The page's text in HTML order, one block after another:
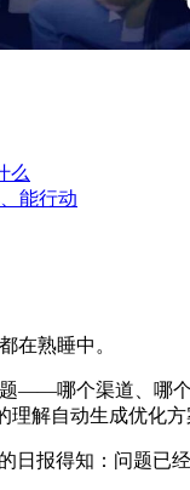
么
能行动
在熟睡中。
——哪个渠道、哪
解自动生成优化
日报得知：问题已经